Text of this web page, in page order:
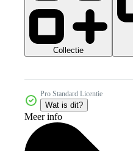
Collectie
Pro Standard Licentie
Wat is dit?
Meer info